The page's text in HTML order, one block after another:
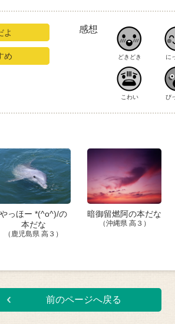
よ
め
感想
どきどき に
こわい び
やっほー *(^o^)/の
本だな
（鹿児島県 高３）
暗御留燃阿の本だな
（沖縄県 高３）
前のページへ戻る